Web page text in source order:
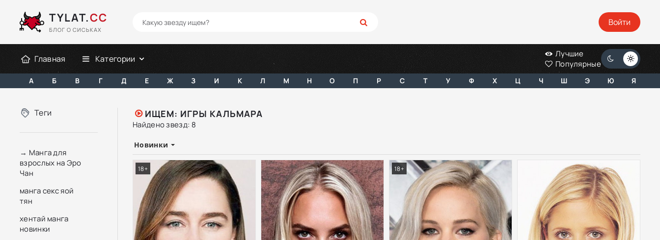
TYLAT.CC
БЛОГ О СИСЬКАХ
Войти
Главная Категории
Лучшие
Популярные
А Б В Г Д Е Ж З И К Л М Н О П Р С Т У Ф Х Ц Ч Ш Э Ю Я
ИЩЕМ: ИГРЫ КАЛЬМАРА
Найдено звезд: 8
Новинки
18+ 18+
Теги
→ Манга для
взрослых на Эро
Чан
манга секс яой
тян
хентай манга
новинки